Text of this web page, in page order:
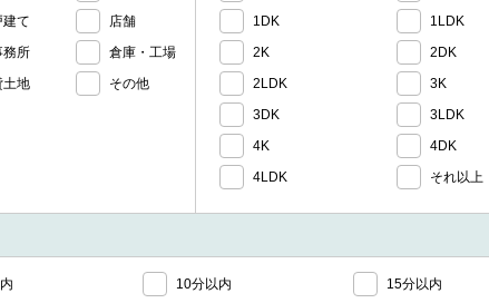
建て
店舗
務所
倉庫・工場
土地
その他
1DK
1LDK
2K
2DK
2LDK
3K
3DK
3LDK
4K
4DK
4LDK
それ以上
10分以内 15分以内